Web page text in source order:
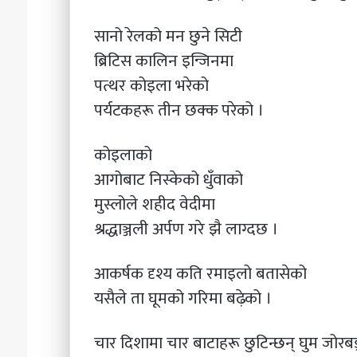
सानो रेलको मन छुने सिटी
ब्रिटिस कालिन इन्जिनमा
पत्थर कोइला भरेको
पर्यटकहरू तीन छक्क परेको ।
कोइलाको
आगोबाट निस्केको धुँवाको
मुस्लोले शहीद वेदीमा
श्रद्धाञ्जली अर्पण गरे झै लाग्दछ ।
आकर्षक दृश्य कति रमाइलो बतासेको
यसैले ता घूमको गरिमा बढ़ेको ।
चार दिशामा चार बाटाहरू छुटिन्छन् घुम